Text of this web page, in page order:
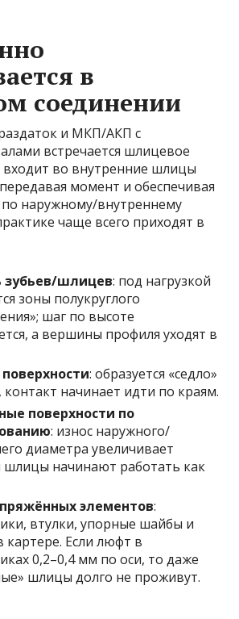
в
соединении
и МКП/АКП с
встречается шлицевое
входит во внутренние шлицы
момент и обеспечивая
наружному/внутреннему
чаще всего приходят в
зубьев/шлицев: под нагрузкой
зоны полукруглого
шаг по высоте
а вершины профиля уходят в
: образуется «седло»
контакт начинает идти по краям.
поверхности по
: износ наружного/
диаметра увеличивает
шлицы начинают работать как
элементов:
втулки, упорные шайбы и
картере. Если люфт в
0,2–0,4 мм по оси, то даже
шлицы долго не проживут.